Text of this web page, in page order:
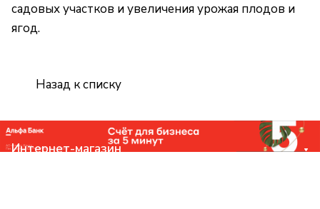
садовых участков и увеличения урожая плодов и
ягод.
Назад к списку
Интернет-магазин